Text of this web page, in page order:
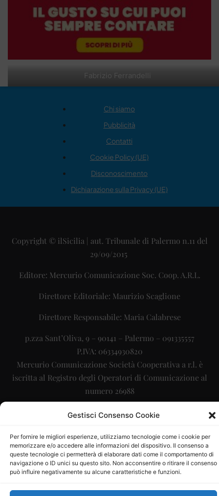
Gestisci Consenso Cookie
Per fornire le migliori esperienze, utilizziamo tecnologie come i cookie per
memorizzare e/o accedere alle informazioni del dispositivo. Il consenso a
queste tecnologie ci permetterà di elaborare dati come il comportamento di
navigazione o ID unici su questo sito. Non acconsentire o ritirare il consenso
può influire negativamente su alcune caratteristiche e funzioni.
Fabrizio Ferrandelli
Chi siamo
Pubblicità
Contatti
Cookie Policy (UE)
Disconoscimento
Dichiarazione sulla Privacy (UE)
Copyright © ilSicilia | aut. Tribunale di Palermo n.11 del
29/09/2015
Editore: Mercurio Comunicazione Soc. Coop. A.R.L.
Direttore Editoriale: Maurizio Scaglione
Direttore Responsabile: Maria Calabrese
p.zza Sant’Oliva, 9 – 90141 – Palermo – 091335557
P.IVA: 06334930820
Mercurio Comunicazione Società Cooperativa a r.l. è
iscritta al Registro degli Operatori di Comunicazione al
numero 26988
Sito gestito daLa Digitale srl– info@ladigitale.it